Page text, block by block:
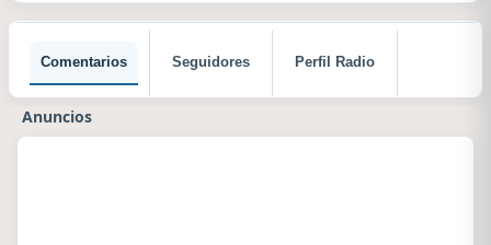
Comentarios Seguidores Perfil Radio
Anuncios